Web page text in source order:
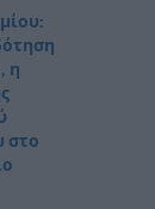
η
στο